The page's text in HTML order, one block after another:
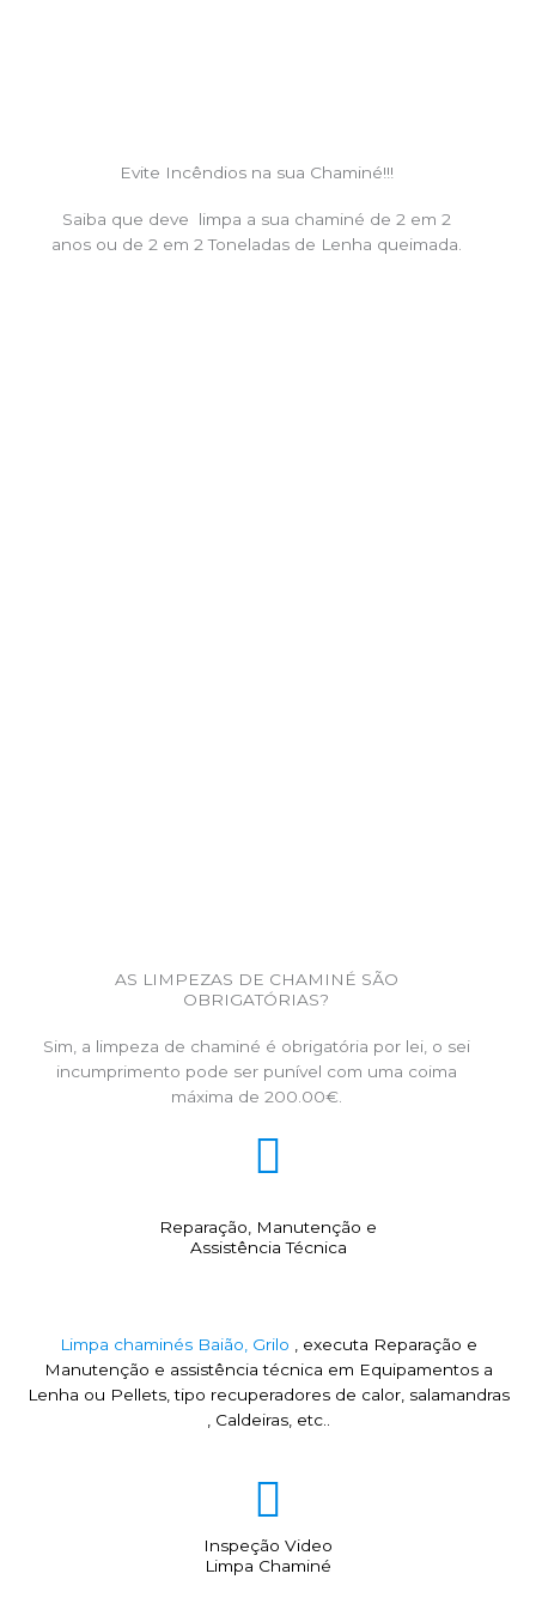
Evite Incêndios na sua Chaminé!!!
Saiba que deve limpa a sua chaminé de 2 em 2
anos ou de 2 em 2 Toneladas de Lenha queimada.
AS LIMPEZAS DE CHAMINÉ SÃO
OBRIGATÓRIAS?
Sim, a limpeza de chaminé é obrigatória por lei, o sei
incumprimento pode ser punível com uma coima
máxima de 200.00€.
Reparação, Manutenção e
Assistência Técnica
Limpa chaminés Baião, Grilo , executa Reparação e
Manutenção e assistência técnica em Equipamentos a
Lenha ou Pellets, tipo recuperadores de calor, salamandras
, Caldeiras, etc..
Inspeção Video
Limpa Chaminé